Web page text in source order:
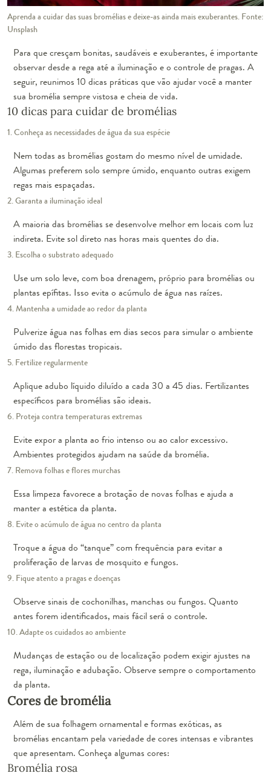
Aprenda a cuidar das suas bromélias e deixe-as ainda mais exuberantes. Fonte:
Unsplash
Para que cresçam bonitas, saudáveis e exuberantes, é importante
observar desde a rega até a iluminação e o controle de pragas. A
seguir, reunimos 10 dicas práticas que vão ajudar você a manter
sua bromélia sempre vistosa e cheia de vida.
10 dicas para cuidar de bromélias
1. Conheça as necessidades de água da sua espécie
Nem todas as bromélias gostam do mesmo nível de umidade.
Algumas preferem solo sempre úmido, enquanto outras exigem
regas mais espaçadas.
2. Garanta a iluminação ideal
A maioria das bromélias se desenvolve melhor em locais com luz
indireta. Evite sol direto nas horas mais quentes do dia.
3. Escolha o substrato adequado
Use um solo leve, com boa drenagem, próprio para bromélias ou
plantas epífitas. Isso evita o acúmulo de água nas raízes.
4. Mantenha a umidade ao redor da planta
Pulverize água nas folhas em dias secos para simular o ambiente
úmido das florestas tropicais.
5. Fertilize regularmente
Aplique adubo líquido diluído a cada 30 a 45 dias. Fertilizantes
específicos para bromélias são ideais.
6. Proteja contra temperaturas extremas
Evite expor a planta ao frio intenso ou ao calor excessivo.
Ambientes protegidos ajudam na saúde da bromélia.
7. Remova folhas e flores murchas
Essa limpeza favorece a brotação de novas folhas e ajuda a
manter a estética da planta.
8. Evite o acúmulo de água no centro da planta
Troque a água do “tanque” com frequência para evitar a
proliferação de larvas de mosquito e fungos.
9. Fique atento a pragas e doenças
Observe sinais de cochonilhas, manchas ou fungos. Quanto
antes forem identificados, mais fácil será o controle.
10. Adapte os cuidados ao ambiente
Mudanças de estação ou de localização podem exigir ajustes na
rega, iluminação e adubação. Observe sempre o comportamento
da planta.
Cores de bromélia
Além de sua folhagem ornamental e formas exóticas, as
bromélias encantam pela variedade de cores intensas e vibrantes
que apresentam. Conheça algumas cores:
Bromélia rosa